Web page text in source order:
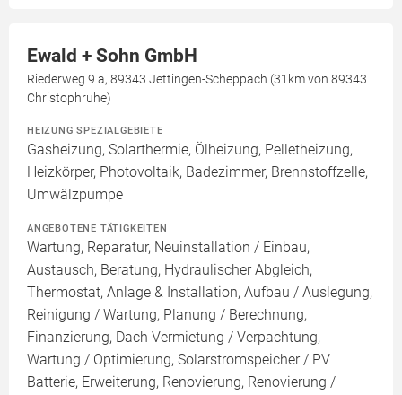
Ewald + Sohn GmbH
Riederweg 9 a, 89343 Jettingen-Scheppach (31km von 89343
Christophruhe)
HEIZUNG SPEZIALGEBIETE
Gasheizung, Solarthermie, Ölheizung, Pelletheizung,
Heizkörper, Photovoltaik, Badezimmer, Brennstoffzelle,
Umwälzpumpe
ANGEBOTENE TÄTIGKEITEN
Wartung, Reparatur, Neuinstallation / Einbau,
Austausch, Beratung, Hydraulischer Abgleich,
Thermostat, Anlage & Installation, Aufbau / Auslegung,
Reinigung / Wartung, Planung / Berechnung,
Finanzierung, Dach Vermietung / Verpachtung,
Wartung / Optimierung, Solarstromspeicher / PV
Batterie, Erweiterung, Renovierung, Renovierung /